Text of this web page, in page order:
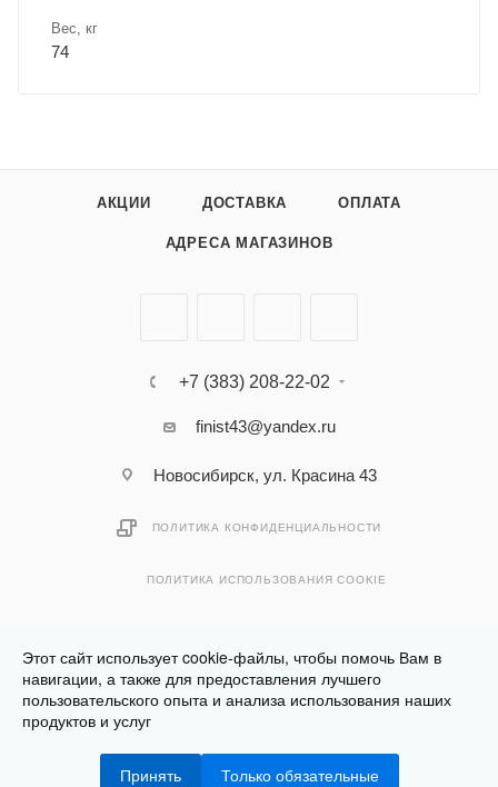
Вес, кг
74
АКЦИИ ДОСТАВКА ОПЛАТА
АДРЕСА МАГАЗИНОВ
+7 (383) 208-22-02
finist43@yandex.ru
Новосибирск, ул. Красина 43
ПОЛИТИКА КОНФИДЕНЦИАЛЬНОСТИ
ПОЛИТИКА ИСПОЛЬЗОВАНИЯ COOKIE
Разработано вКлюква.Студия
2026 © Финист - интернет-магазин мебели
Этот сайт использует cookie-файлы, чтобы помочь Вам в
навигации, а также для предоставления лучшего
пользовательского опыта и анализа использования наших
продуктов и услуг
Принять Только обязательные